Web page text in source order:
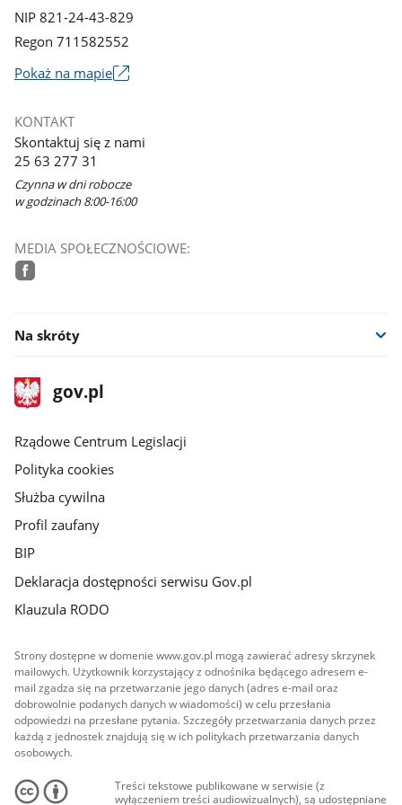
NIP 821-24-43-829
Regon 711582552
Pokaż na mapieLink
nowym
KONTAKT
Skontaktuj się z nami
25 63 277 31
Czynna w dni robocze
w godzinach 8:00-16:00
MEDIA SPOŁECZNOŚCIOWE:
Na skróty
stopka
gov.plStrona
gov.pl
Rządowe Centrum Legislacji
Polityka cookies
Służba cywilna
Profil zaufany
BIP
Deklaracja dostępności serwisu Gov.pl
Klauzula RODO
Strony dostępne w domenie www.gov.pl mogą zawierać adresy skrzynek
mailowych. Użytkownik korzystający z odnośnika będącego adresem e-
mail zgadza się na przetwarzanie jego danych (adres e-mail oraz
dobrowolnie podanych danych w wiadomości) w celu przesłania
odpowiedzi na przesłane pytania. Szczegóły przetwarzania danych przez
każdą z jednostek znajdują się w ich politykach przetwarzania danych
osobowych.
Treści tekstowe publikowane w serwisie (z
wyłączeniem treści audiowizualnych), są udostępniane